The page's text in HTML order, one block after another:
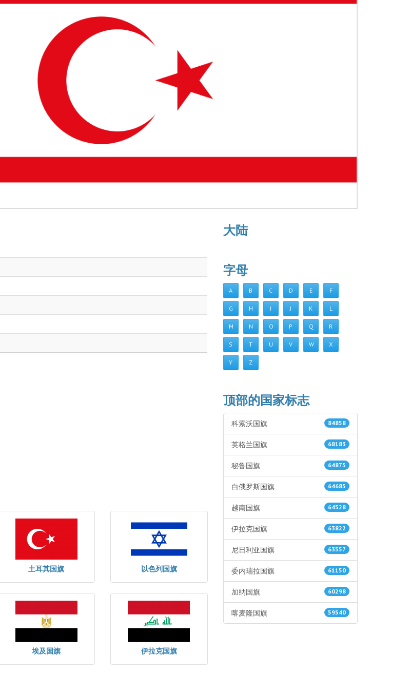
土耳其国旗 以色列国旗
埃及国旗 伊拉克国旗
大陆
字母
A B C D E F
G H I J K L
M N O P Q R
S T U V W X
Y Z
顶部的国家标志
84858
科索沃国旗
68183
英格兰国旗
64875
秘鲁国旗
64685
白俄罗斯国旗
64528
越南国旗
63822
伊拉克国旗
63557
尼日利亚国旗
61150
委内瑞拉国旗
60298
加纳国旗
59540
喀麦隆国旗